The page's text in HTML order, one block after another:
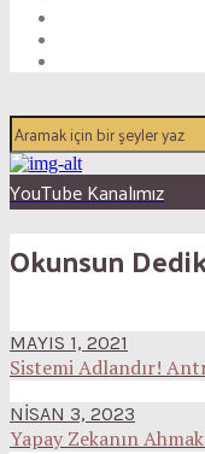
YouTube Kanalımız
Okunsun
MAYIS 1, 2021
Sistemi Adlandır!
NISAN 3, 2023
Yapay Zekanın